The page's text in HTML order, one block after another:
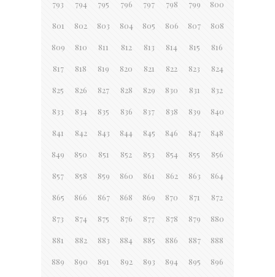
793 794 795 796 797 798 799 800
801 802 803 804 805 806 807 808
809 810 811 812 813 814 815 816
817 818 819 820 821 822 823 824
825 826 827 828 829 830 831 832
833 834 835 836 837 838 839 840
841 842 843 844 845 846 847 848
849 850 851 852 853 854 855 856
857 858 859 860 861 862 863 864
865 866 867 868 869 870 871 872
873 874 875 876 877 878 879 880
881 882 883 884 885 886 887 888
889 890 891 892 893 894 895 896